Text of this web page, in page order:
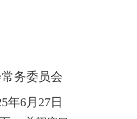
务委员会
年6月27日